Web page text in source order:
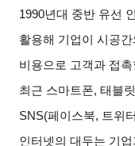
1990년대 중반 유선
활용해 기업이 시공
비용으로 고객과 접
최근 스마트폰,태블릿
SNS(페이스북, 트위
인터넷의 대두는 기